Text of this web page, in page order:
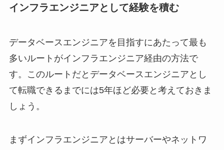
インフラエンジニアとして経験を積む
データベースエンジニアを目指すにあたって最も
多いルートがインフラエンジニア経由の方法で
す。このルートだとデータベースエンジニアとし
て転職できるまでには5年ほど必要と考えておきま
しょう。
まずインフラエンジニアとはサーバーやネットワ